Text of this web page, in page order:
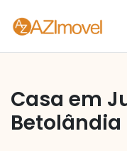
Casa em
Betolândia